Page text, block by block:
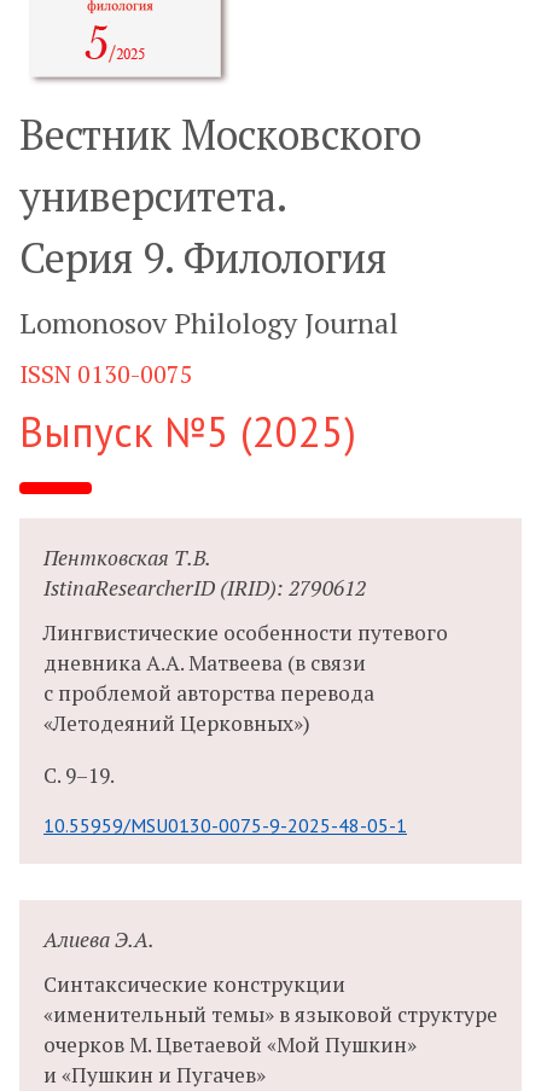
Вестник Московского
университета.
Серия 9. Филология
Lomonosov Philology Journal
ISSN 0130-0075
Выпуск №5 (2025)
Пентковская Т.В.
IstinaResearcherID (IRID): 2790612
Лингвистические особенности путевого
дневника А.А. Матвеева (в связи
с проблемой авторства перевода
«Летодеяний Церковных»)
С. 9–19.
10.55959/MSU0130-0075-9-2025-48-05-1
Алиева Э.А.
Синтаксические конструкции
«именительный темы» в языковой структуре
очерков М. Цветаевой «Мой Пушкин»
и «Пушкин и Пугачев»